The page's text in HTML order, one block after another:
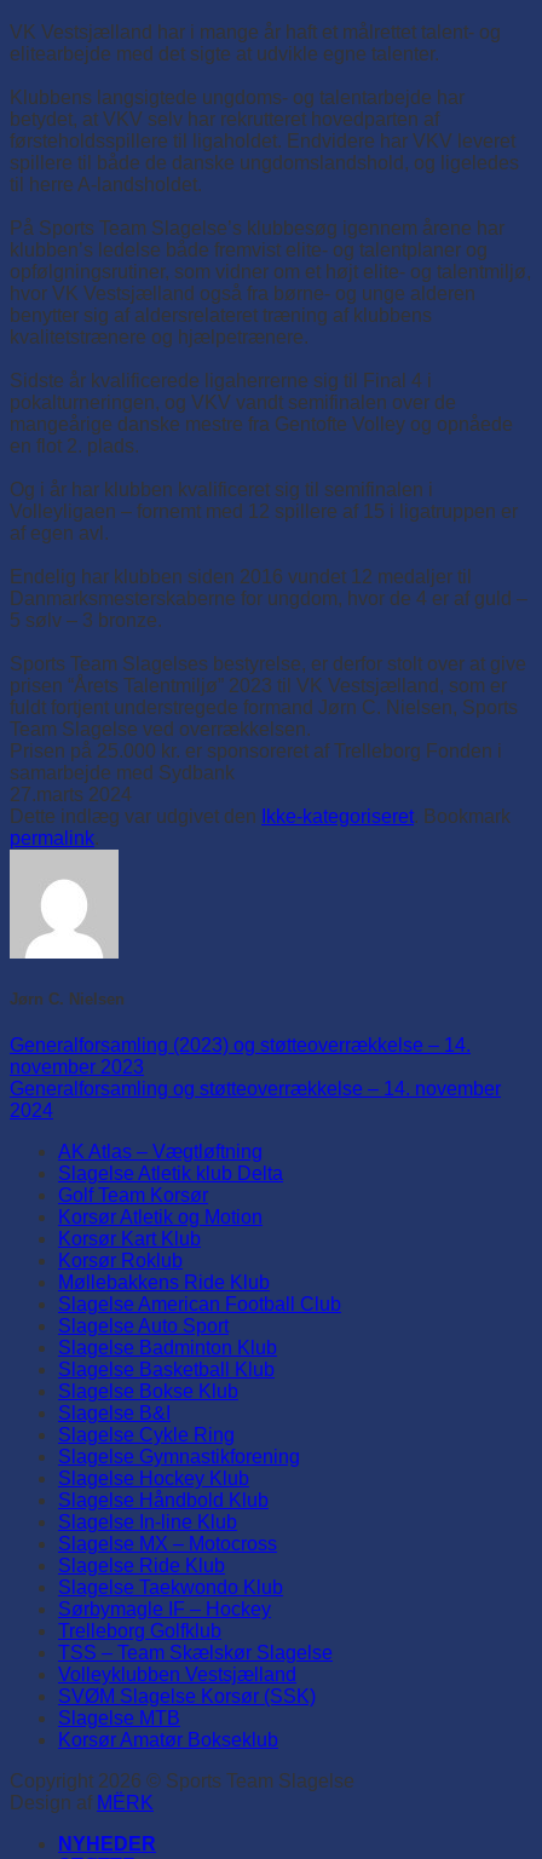
VK Vestsjælland har i mange år haft et målrettet talent- og
elitearbejde med det sigte at udvikle egne talenter.
Klubbens langsigtede ungdoms- og talentarbejde har
betydet, at VKV selv har rekrutteret hovedparten af
førsteholdsspillere til ligaholdet. Endvidere har VKV leveret
spillere til både de danske ungdomslandshold, og ligeledes
til herre A-landsholdet.
På Sports Team Slagelse’s klubbesøg igennem årene har
klubben’s ledelse både fremvist elite- og talentplaner og
opfølgningsrutiner, som vidner om et højt elite- og talentmiljø,
hvor VK Vestsjælland også fra børne- og unge alderen
benytter sig af aldersrelateret træning af klubbens
kvalitetstrænere og hjælpetrænere.
Sidste år kvalificerede ligaherrerne sig til Final 4 i
pokalturneringen, og VKV vandt semifinalen over de
mangeårige danske mestre fra Gentofte Volley og opnåede
en flot 2. plads.
Og i år har klubben kvalificeret sig til semifinalen i
Volleyligaen – fornemt med 12 spillere af 15 i ligatruppen er
af egen avl.
Endelig har klubben siden 2016 vundet 12 medaljer til
Danmarksmesterskaberne for ungdom, hvor de 4 er af guld –
5 sølv – 3 bronze.
Sports Team Slagelses bestyrelse, er derfor stolt over at give
prisen “Årets Talentmiljø” 2023 til VK Vestsjælland, som er
fuldt fortjent understregede formand Jørn C. Nielsen, Sports
Team Slagelse ved overrækkelsen.
Prisen på 25.000 kr. er sponsoreret af Trelleborg Fonden i
samarbejde med Sydbank
27.marts 2024
Dette indlæg var udgivet den
Ikke-kategoriseret. Bookmark
permalink.
Jørn C. Nielsen
Generalforsamling (2023) og støtteoverrækkelse – 14.
november 2023
Generalforsamling og støtteoverrækkelse – 14. november
2024
AK Atlas – Vægtløftning
Slagelse Atletik klub Delta
Golf Team Korsør
Korsør Atletik og Motion
Korsør Kart Klub
Korsør Roklub
Møllebakkens Ride Klub
Slagelse American Football Club
Slagelse Auto Sport
Slagelse Badminton Klub
Slagelse Basketball Klub
Slagelse Bokse Klub
Slagelse B&I
Slagelse Cykle Ring
Slagelse Gymnastikforening
Slagelse Hockey Klub
Slagelse Håndbold Klub
Slagelse In-line Klub
Slagelse MX – Motocross
Slagelse Ride Klub
Slagelse Taekwondo Klub
Sørbymagle IF – Hockey
Trelleborg Golfklub
TSS – Team Skælskør Slagelse
Volleyklubben Vestsjælland
SVØM Slagelse Korsør (SSK)
Slagelse MTB
Korsør Amatør Bokseklub
Copyright 2026 © Sports Team Slagelse
Design af MËRK
NYHEDER